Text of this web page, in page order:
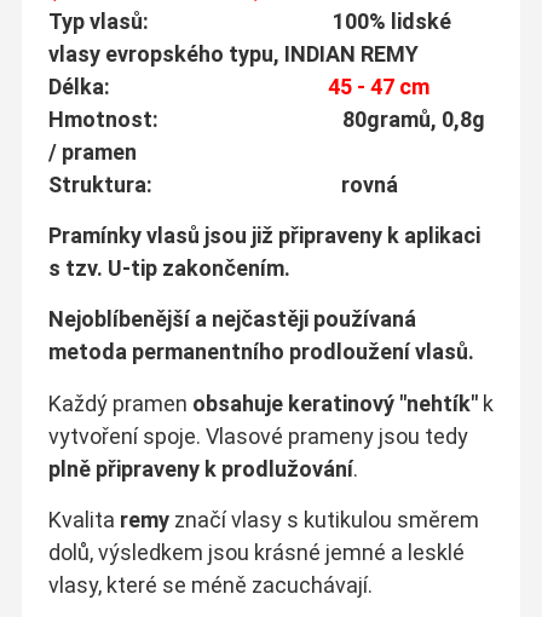
Typ vlasů: 100% lidské
vlasy evropského typu, INDIAN REMY
Délka:
45 - 47 cm
Hmotnost: 80gramů, 0,8g
/ pramen
Struktura: rovná
Pramínky vlasů jsou již připraveny k aplikaci
s tzv. U-tip zakončením.
Nejoblíbenější a nejčastěji používaná
metoda permanentního prodloužení vlasů.
Každý pramen obsahuje keratinový "nehtík"k
vytvoření spoje. Vlasové prameny jsou tedy
plně připraveny k prodlužování.
Kvalita remyznačí vlasy s kutikulou směrem
dolů, výsledkem jsou krásné jemné a lesklé
vlasy, které se méně zacuchávají.